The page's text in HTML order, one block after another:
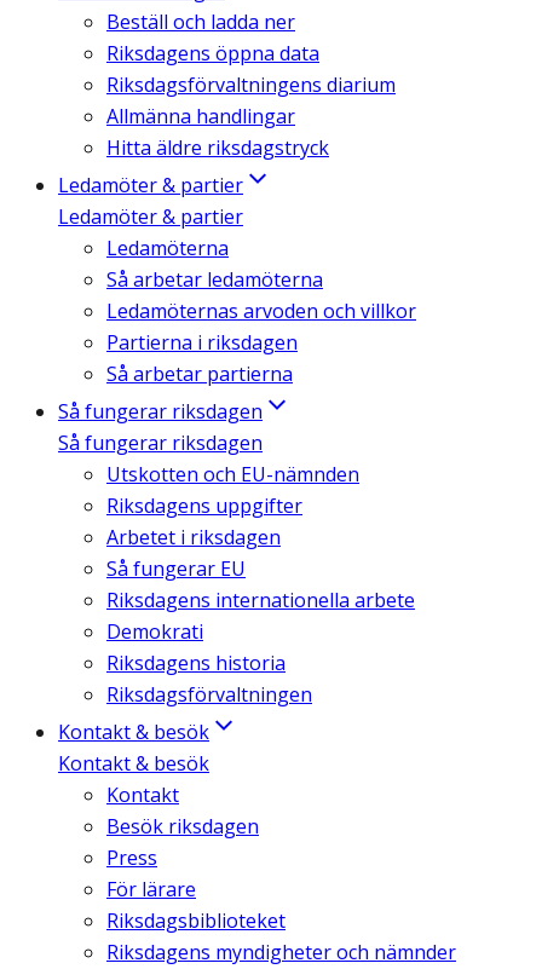
Beställ och ladda ner
Riksdagens öppna data
Riksdagsförvaltningens diarium
Allmänna handlingar
Hitta äldre riksdagstryck
Ledamöter & partier
Ledamöter & partier
Ledamöterna
Så arbetar ledamöterna
Ledamöternas arvoden och villkor
Partierna i riksdagen
Så arbetar partierna
Så fungerar riksdagen
Så fungerar riksdagen
Utskotten och EU-nämnden
Riksdagens uppgifter
Arbetet i riksdagen
Så fungerar EU
Riksdagens internationella arbete
Demokrati
Riksdagens historia
Riksdagsförvaltningen
Kontakt & besök
Kontakt & besök
Kontakt
Besök riksdagen
Press
För lärare
Riksdagsbiblioteket
Riksdagens myndigheter och nämnder